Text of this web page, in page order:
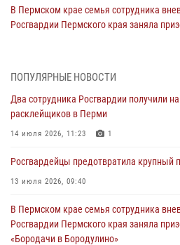
В Пермском крае семья сотрудника
Росгвардии Пермского края заняла
юных спортсменов
03 августа 2026, 10:59
30 июля 2026, 05:19
богослужении в Перми
28 июля 2026, 10:44
ПОПУЛЯРНЫЕ НОВОСТИ
Два сотрудника Росгвардии получили
расклейщиков в Перми
14 июля 2026, 11:23 1
Росгвардейцы предотвратила крупный
13 июля 2026, 09:40
В Пермском крае семья сотрудника
Росгвардии Пермского края заняла
«Бородачи в Бородулино»